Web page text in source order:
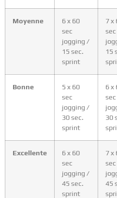
Moyenne
6 x 60
sec
jogging /
15 sec.
sprint
7 x
sec
15
Bonne
5 x 60
sec
jogging /
30 sec.
sprint
6 x
sec
30
Excellente
6 x 60
sec
jogging /
45 sec.
sprint
7 x
sec
45